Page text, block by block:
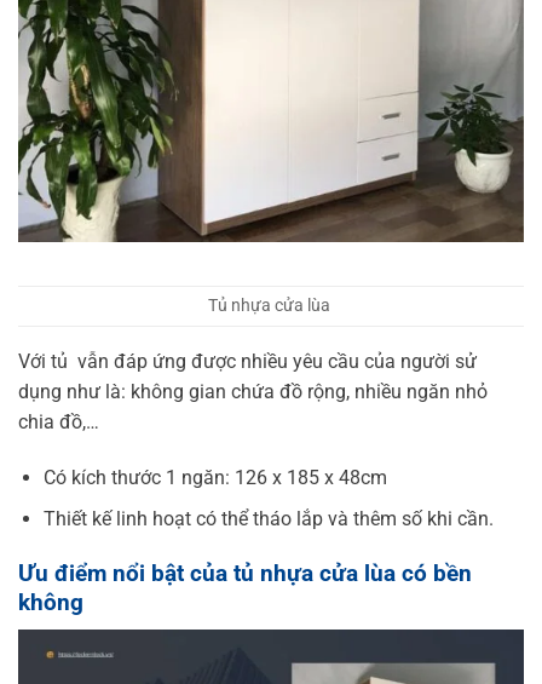
Tủ nhựa cửa lùa
Với tủ vẫn đáp ứng được nhiều yêu cầu của người sử
dụng như là: không gian chứa đồ rộng, nhiều ngăn nhỏ
chia đồ,…
Có kích thước 1 ngăn: 126x 185 x 48cm
Thiết kế linh hoạt có thể tháo lắp và thêm số khi cần.
Ưu điểm nổi bật của tủ nhựa cửa lùa có bền
không